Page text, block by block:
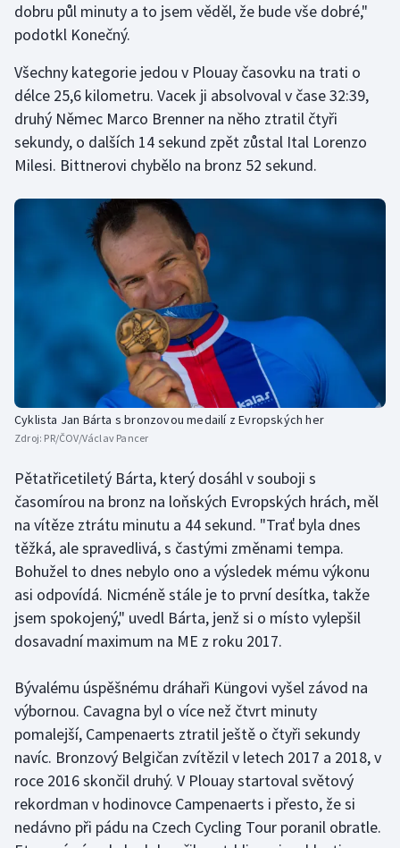
Sportovní střelba
Triatlon
Veslování
dobru půl minuty a to jsem věděl, že bude vše dobré,"
podotkl Konečný.
Všechny kategorie jedou v Plouay časovku na trati o
délce 25,6 kilometru. Vacek ji absolvoval v čase 32:39,
druhý Němec Marco Brenner na něho ztratil čtyři
sekundy, o dalších 14 sekund zpět zůstal Ital Lorenzo
Milesi. Bittnerovi chybělo na bronz 52 sekund.
Cyklista Jan Bárta s bronzovou medailí z Evropských her
Zdroj: PR/ČOV/Václav Pancer
Pětatřicetiletý Bárta, který dosáhl v souboji s
časomírou na bronz na loňských Evropských hrách, měl
na vítěze ztrátu minutu a 44 sekund. "Trať byla dnes
těžká, ale spravedlivá, s častými změnami tempa.
Bohužel to dnes nebylo ono a výsledek mému výkonu
asi odpovídá. Nicméně stále je to první desítka, takže
jsem spokojený," uvedl Bárta, jenž si o místo vylepšil
dosavadní maximum na ME z roku 2017.
Bývalému úspěšnému dráhaři Küngovi vyšel závod na
výbornou. Cavagna byl o více než čtvrt minuty
pomalejší, Campenaerts ztratil ještě o čtyři sekundy
navíc. Bronzový Belgičan zvítězil v letech 2017 a 2018, v
roce 2016 skončil druhý. V Plouay startoval světový
rekordman v hodinovce Campenaerts i přesto, že si
nedávno při pádu na Czech Cycling Tour poranil obratle.